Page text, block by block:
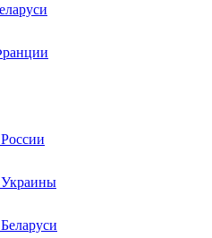
Украины